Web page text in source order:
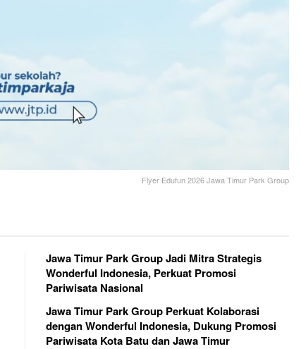
Flyer Edufun 2026 Jawa Timur Park Group
Jawa Timur Park Group Jadi Mitra Strategis
Wonderful Indonesia, Perkuat Promosi
Pariwisata Nasional
Jawa Timur Park Group Perkuat Kolaborasi
dengan Wonderful Indonesia, Dukung Promosi
Pariwisata Kota Batu dan Jawa Timur